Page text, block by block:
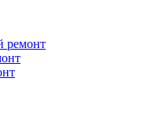
ремонт